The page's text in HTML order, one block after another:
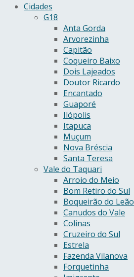
Cidades
G18
Anta Gorda
Arvorezinha
Capitão
Coqueiro Baixo
Dois Lajeados
Doutor Ricardo
Encantado
Guaporé
Ilópolis
Itapuca
Muçum
Nova Bréscia
Santa Teresa
Vale do Taquari
Arroio do Meio
Bom Retiro do Sul
Boqueirão do Leão
Canudos do Vale
Colinas
Cruzeiro do Sul
Estrela
Fazenda Vilanova
Forquetinha